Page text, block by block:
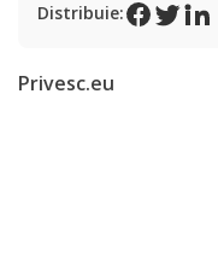
Primarul
Organigrama
Distribuie:
Privesc.eu